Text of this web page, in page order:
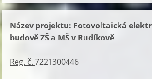
Název projektu: Fotovoltaická
budově ZŠ a MŠ v Rudíkově
Reg. č.:7221300446